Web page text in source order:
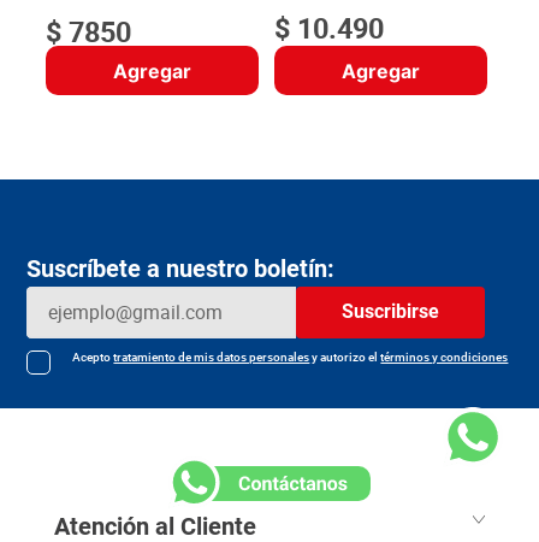
$7850
Agregar
$ 10.490
Agregar
Suscríbete a nuestro boletín:
Suscribirse
Aceptotratamiento de mis datos personalesy autorizo eltérminos y condiciones
Atención al Cliente